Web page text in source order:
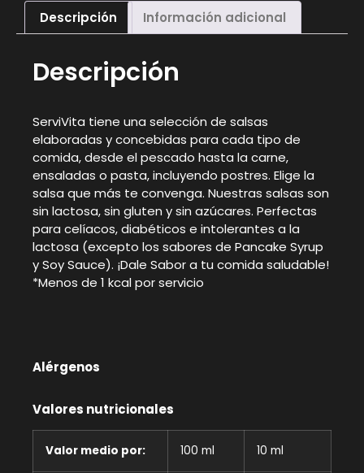
Descripción Información adicional
Descripción
ServiVita tiene una selección de salsas
elaboradas y concebidas para cada tipo de
comida, desde el pescado hasta la carne,
ensaladas o pasta, incluyendo postres. Elige la
salsa que más te convenga. Nuestras salsas son
sin lactosa, sin gluten y sin azúcares. Perfectas
para celíacos, diabéticos e intolerantes a la
lactosa (excepto los sabores de Pancake Syrup
y Soy Sauce). ¡Dale Sabor a tu comida saludable!
*Menos de 1 kcal por servicio
Alérgenos
Valores nutricionales
Valor medio por: 100 ml 10 ml